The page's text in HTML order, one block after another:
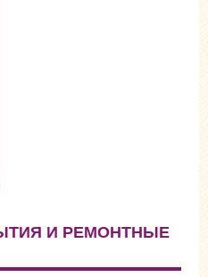
И РЕМОНТНЫЕ